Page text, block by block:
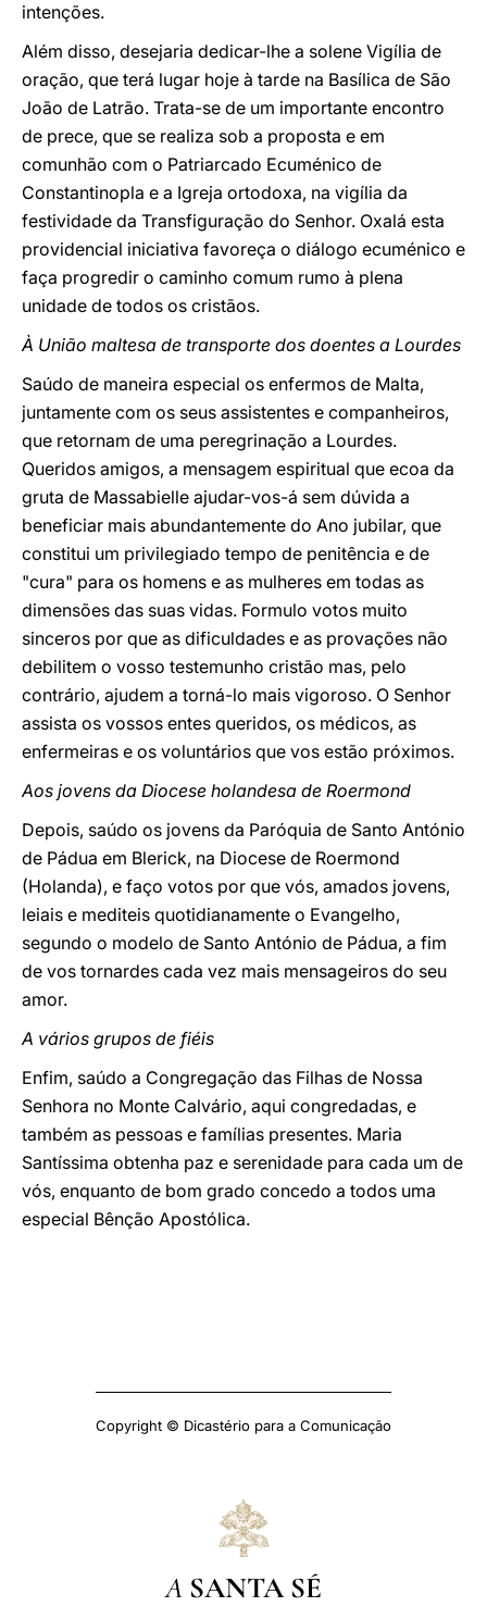
intenções.
Além disso, desejaria dedicar-lhe a solene Vigília de
oração, que terá lugar hoje à tarde na Basílica de São
João de Latrão. Trata-se de um importante encontro
de prece, que se realiza sob a proposta e em
comunhão com o Patriarcado Ecuménico de
Constantinopla e a Igreja ortodoxa, na vigília da
festividade da Transfiguração do Senhor. Oxalá esta
providencial iniciativa favoreça o diálogo ecuménico e
faça progredir o caminho comum rumo à plena
unidade de todos os cristãos.
À União maltesa de transporte dos doentes a Lourdes
Saúdo de maneira especial os enfermos de Malta,
juntamente com os seus assistentes e companheiros,
que retornam de uma peregrinação a Lourdes.
Queridos amigos, a mensagem espiritual que ecoa da
gruta de Massabielle ajudar-vos-á sem dúvida a
beneficiar mais abundantemente do Ano jubilar, que
constitui um privilegiado tempo de penitência e de
"cura" para os homens e as mulheres em todas as
dimensões das suas vidas. Formulo votos muito
sinceros por que as dificuldades e as provações não
debilitem o vosso testemunho cristão mas, pelo
contrário, ajudem a torná-lo mais vigoroso. O Senhor
assista os vossos entes queridos, os médicos, as
enfermeiras e os voluntários que vos estão próximos.
Aos jovens da Diocese holandesa de Roermond
Depois, saúdo os jovens da Paróquia de Santo António
de Pádua em Blerick, na Diocese de Roermond
(Holanda), e faço votos por que vós, amados jovens,
leiais e mediteis quotidianamente o Evangelho,
segundo o modelo de Santo António de Pádua, a fim
de vos tornardes cada vez mais mensageiros do seu
amor.
A vários grupos de fiéis
Enfim, saúdo a Congregação das Filhas de Nossa
Senhora no Monte Calvário, aqui congredadas, e
também as pessoas e famílias presentes. Maria
Santíssima obtenha paz e serenidade para cada um de
vós, enquanto de bom grado concedo a todos uma
especial Bênção Apostólica.
Copyright © Dicastério para a Comunicação
A SANTA SÉ